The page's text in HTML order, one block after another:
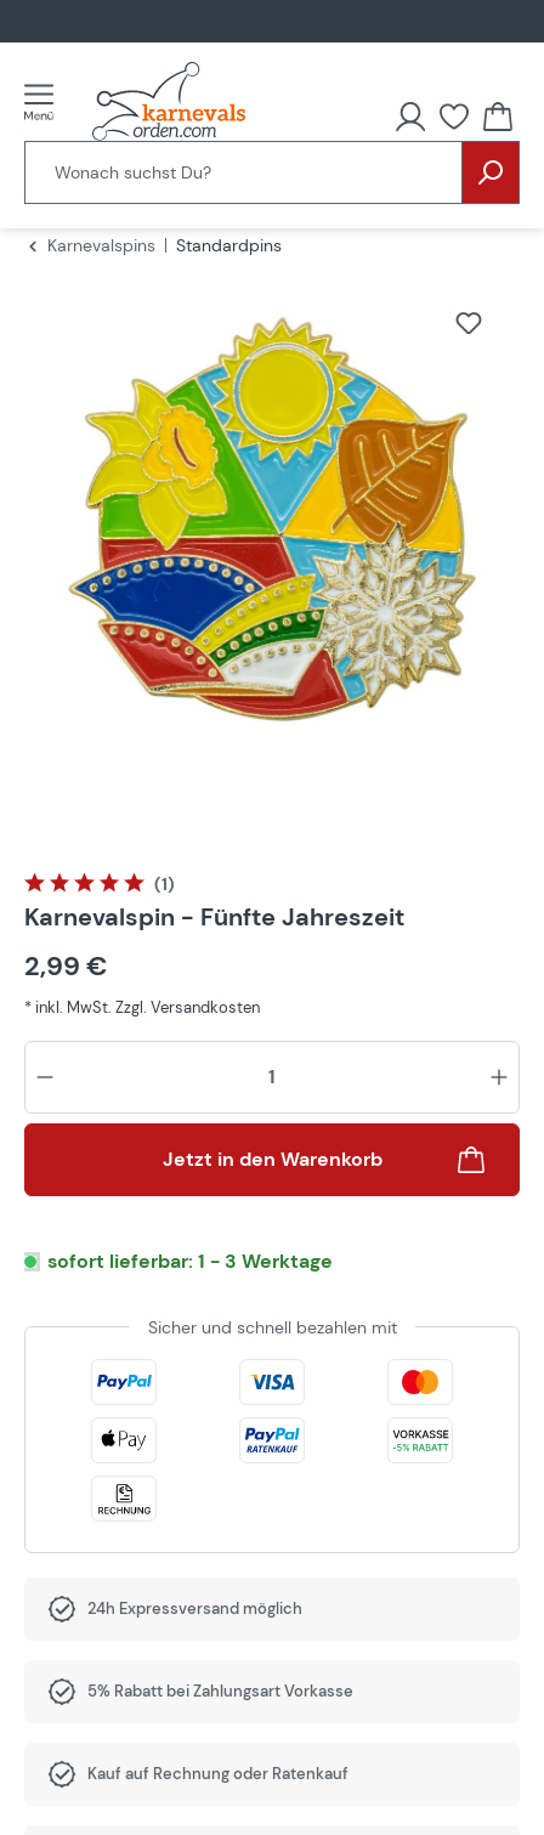
Karnevalspins
Standardpins
Durchschnittliche Bewertung von 5 von 5 Sternen
(1)
Karnevalspin - Fünfte Jahreszeit
2,99 €
* inkl. MwSt. Zzgl. Versandkosten
Jetzt in den Warenkorb
sofort lieferbar: 1 - 3 Werktage
Sicher und schnell bezahlen mit
24h Expressversand möglich
5% Rabatt bei Zahlungsart Vorkasse
Kauf auf Rechnung oder Ratenkauf